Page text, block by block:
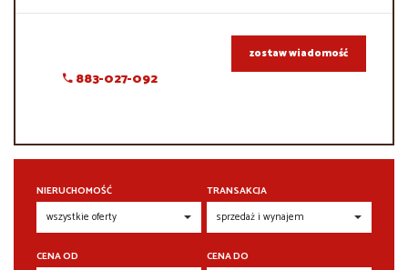
883-027-092
zostaw wiadomość
NIERUCHOMOŚĆ TRANSAKCJA
CENA OD CENA DO